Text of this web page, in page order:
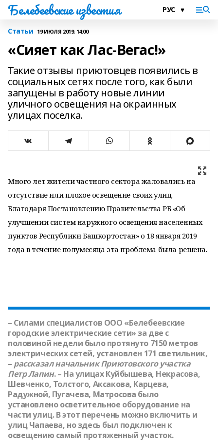
Белебеевские известия
Статьи 19 ИЮЛЯ 2019, 14:00
«Сияет как Лас-Вегас!»
Такие отзывы приютовцев появились в
социальных сетях после того, как были
запущены в работу новые линии
уличного освещения на окраинных
улицах поселка.
Много лет жители частного сектора жаловались на
отсутствие или плохое освещение своих улиц.
Благодаря Постановлению Правительства РБ «Об
улучшении систем наружного освещения населенных
пунктов Республики Башкортостан» о 18 января 2019
года в течение полумесяца эта проблема была решена.
– Силами специалистов ООО «Белебеевские
городские электрические сети» за две с
половиной недели было протянуто 7150 метров
электрических сетей, установлен 171 светильник,
– рассказал начальник Приютовского участка
Петр Лапин. – На улицах Куйбышева, Некрасова,
Шевченко, Толстого, Аксакова, Карцева,
Радужной, Пугачева, Матросова было
установлено осветительное оборудование на
части улиц. В этот перечень можно включить и
улиц Чапаева, но здесь был подключен к
освещению самый протяженный участок.